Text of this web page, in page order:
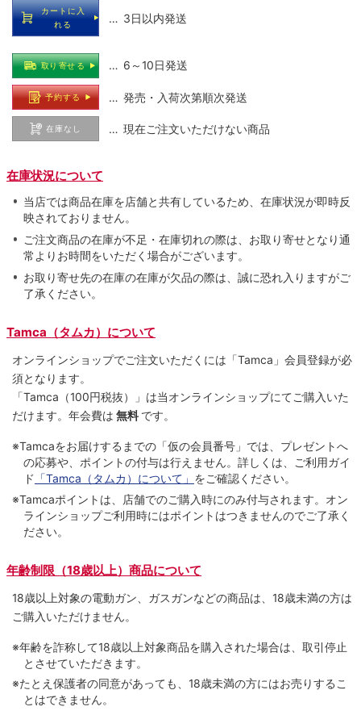
カートに入
れる
… 3日以内発送
取り寄せる … 6～10日発送
予約する … 発売・入荷次第順次発送
在庫なし … 現在ご注文いただけない商品
在庫状況について
当店では商品在庫を店舗と共有しているため、在庫状況が即時反
映されておりません。
ご注文商品の在庫が不足・在庫切れの際は、お取り寄せとなり通
常よりお時間をいただく場合がございます。
お取り寄せ先の在庫の在庫が欠品の際は、誠に恐れ入りますがご
了承ください。
Tamca（タムカ）について
オンラインショップでご注⽂いただくには「Tamca」会員登録が必
須となります。
「Tamca （100円税抜）
」は当オンラインショップにてご購⼊いた
だけます。 年会費は 無料 です。
※Tamcaをお届けするまでの「仮の会員番号」では、プレゼントへ
の応募や、ポイントの付与は⾏えません。詳しくは、ご利⽤ガイ
ド 「Tamca（タムカ）について」 をご確認ください。
※Tamcaポイントは、店舗でのご購⼊時にのみ付与されます。オン
ラインショップご利用時にはポイントはつきませんのでご了承く
ださい。
年齢制限（18歳以上）商品について
18歳以上対象の電動ガン、ガスガンなどの商品は、18歳未満の方は
ご購入いただけません。
※年齢を詐称して18歳以上対象商品を購入された場合は、取引停止
とさせていただきます。
※たとえ保護者の同意があっても、18歳未満の方にはお売りするこ
とはできません。